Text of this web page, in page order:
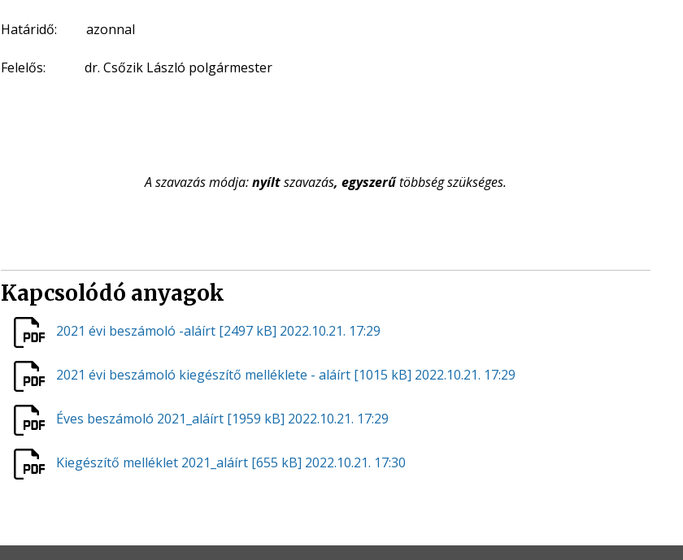
Határidő: azonnal
Felelős: dr. Csőzik László polgármester
A szavazás módja:nyíltszavazás, egyszerűtöbbség szükséges.
Kapcsolódó anyagok
2021 évi beszámoló -aláírt [2497 kB] 2022.10.21. 17:29
2021 évi beszámoló kiegészítő melléklete - aláírt [1015 kB] 2022.10.21. 17:29
Éves beszámoló 2021_aláírt [1959 kB] 2022.10.21. 17:29
Kiegészítő melléklet 2021_aláírt [655 kB] 2022.10.21. 17:30